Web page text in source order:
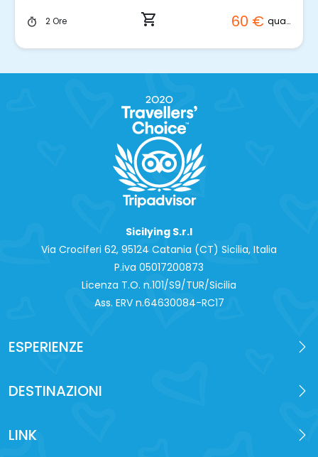
timer 2 Ore shopping_cart 60 € quad
Sicilying S.r.l
Via Crociferi 62, 95124 Catania (CT) Sicilia, Italia
P.iva 0‍5017200873
Licenza T.O. n.101/S9/TUR/Sicilia
Ass. ERV n.64630084-RC17
ESPERIENZE
DESTINAZIONI
LINK